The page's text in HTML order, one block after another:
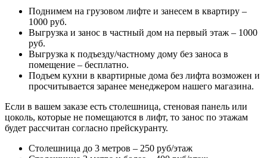
Поднимем на грузовом лифте и занесем в квартиру –
1000 руб.
Выгрузка и занос в частный дом на первый этаж – 1000
руб.
Выгрузка к подъезду/частному дому без заноса в
помещение – бесплатно.
Подъем кухни в квартирные дома без лифта возможен и
просчитывается заранее менеджером нашего магазина.
Если в вашем заказе есть столешница, стеновая панель или
цоколь, которые не помещаются в лифт, то занос по этажам
будет рассчитан согласно прейскуранту.
Столешница до 3 метров – 250 руб/этаж